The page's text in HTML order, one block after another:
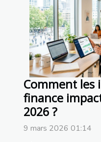
Comment les
finance
2026 ?
9 mars 2026 01:14